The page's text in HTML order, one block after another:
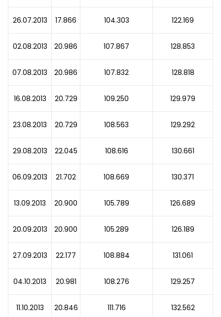
26.07.2013 17.866 104.303 122.169
02.08.2013 20.986 107.867 128.853
07.08.2013 20.986 107.832 128.818
16.08.2013 20.729 109.250 129.979
23.08.2013 20.729 108.563 129.292
29.08.2013 22.045 108.616 130.661
06.09.2013 21.702 108.669 130.371
13.09.2013 20.900 105.789 126.689
20.09.2013 20.900 105.289 126.189
27.09.2013 22.177 108.884 131.061
04.10.2013 20.981 108.276 129.257
11.10.2013 20.846 111.716 132.562